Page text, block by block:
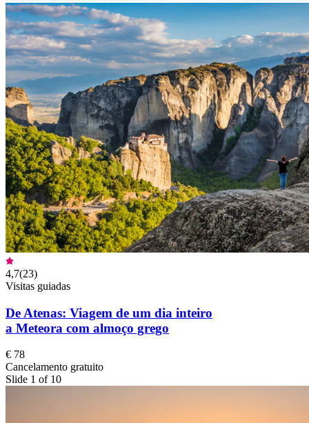
4,7(23)
Visitas guiadas
De Atenas: Viagem de um dia inteiro
a Meteora com almoço grego
€ 78
Cancelamento gratuito
Slide 1 of 10